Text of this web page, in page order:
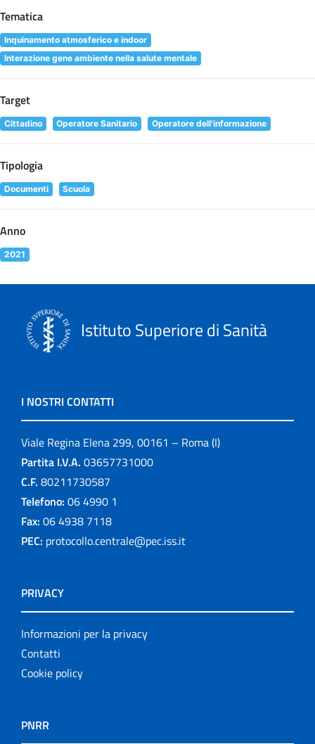
Tematica
Inquinamento atmosferico e indoor
Interazione gene ambiente nella salute mentale
Target
Cittadino Operatore Sanitario Operatore dell'informazione
Tipologia
Documenti Scuola
Anno
2021
Istituto Superiore di Sanità
I NOSTRI CONTATTI
Viale Regina Elena 299, 00161 – Roma (I)
Partita I.V.A. 03657731000
C.F. 80211730587
Telefono: 06 4990 1
Fax: 06 4938 7118
PEC: protocollo.centrale@pec.iss.it
PRIVACY
Informazioni per la privacy
Contatti
Cookie policy
PNRR